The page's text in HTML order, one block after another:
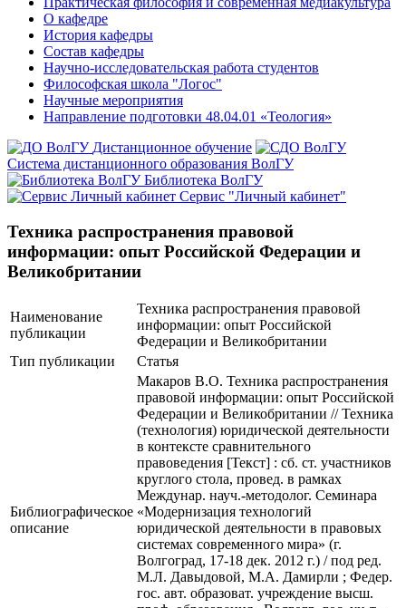
О кафедре
История кафедры
Состав кафедры
Научно-исследовательская работа студентов
Философская школа "Логос"
Научные мероприятия
Направление подготовки 48.04.01 «Теология»
Дистанционное обучение
Система дистанционного образования ВолГУ
Библиотека ВолГУ
Сервис "Личный кабинет"
Техника распространения правовой
информации: опыт Российской Федерации и
Великобритании
Наименование
публикации
Техника распространения правовой
информации: опыт Российской
Федерации и Великобритании
Тип публикации
Статья
Библиографическое
описание
Макаров В.О. Техника распространения
правовой информации: опыт Российской
Федерации и Великобритании // Техника
(технология) юридической деятельности
в контексте сравнительного
правоведения [Текст] : сб. ст. участников
круглого стола, провед. в рамках
Междунар. науч.-методолог. Семинара
«Модернизация технологий
юридической деятельности в правовых
системах современного мира» (г.
Волгоград, 17-18 дек. 2012 г.) / под ред.
М.Л. Давыдовой, М.А. Дамирли ; Федер.
гос. авт. образоват. учреждение высш.